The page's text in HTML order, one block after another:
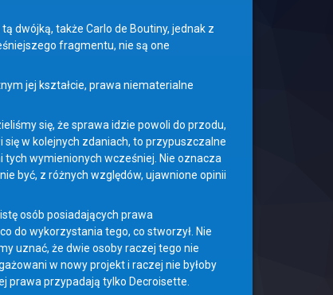
dwójką, także Carlo de Boutiny, jednak z
fragmentu, nie są one
jej kształcie, prawa niematerialne
się, że sprawa idzie powoli do przodu,
w kolejnych zdaniach, to przypuszczalne
wymienionych wcześniej. Nie oznacza
być, z różnych względów, ujawnione opinii
osób posiadających prawa
do wykorzystania tego, co stworzył. Nie
uznać, że dwie osoby raczej tego nie
w nowy projekt i raczej nie byłoby
prawa przypadają tylko Decroisette.